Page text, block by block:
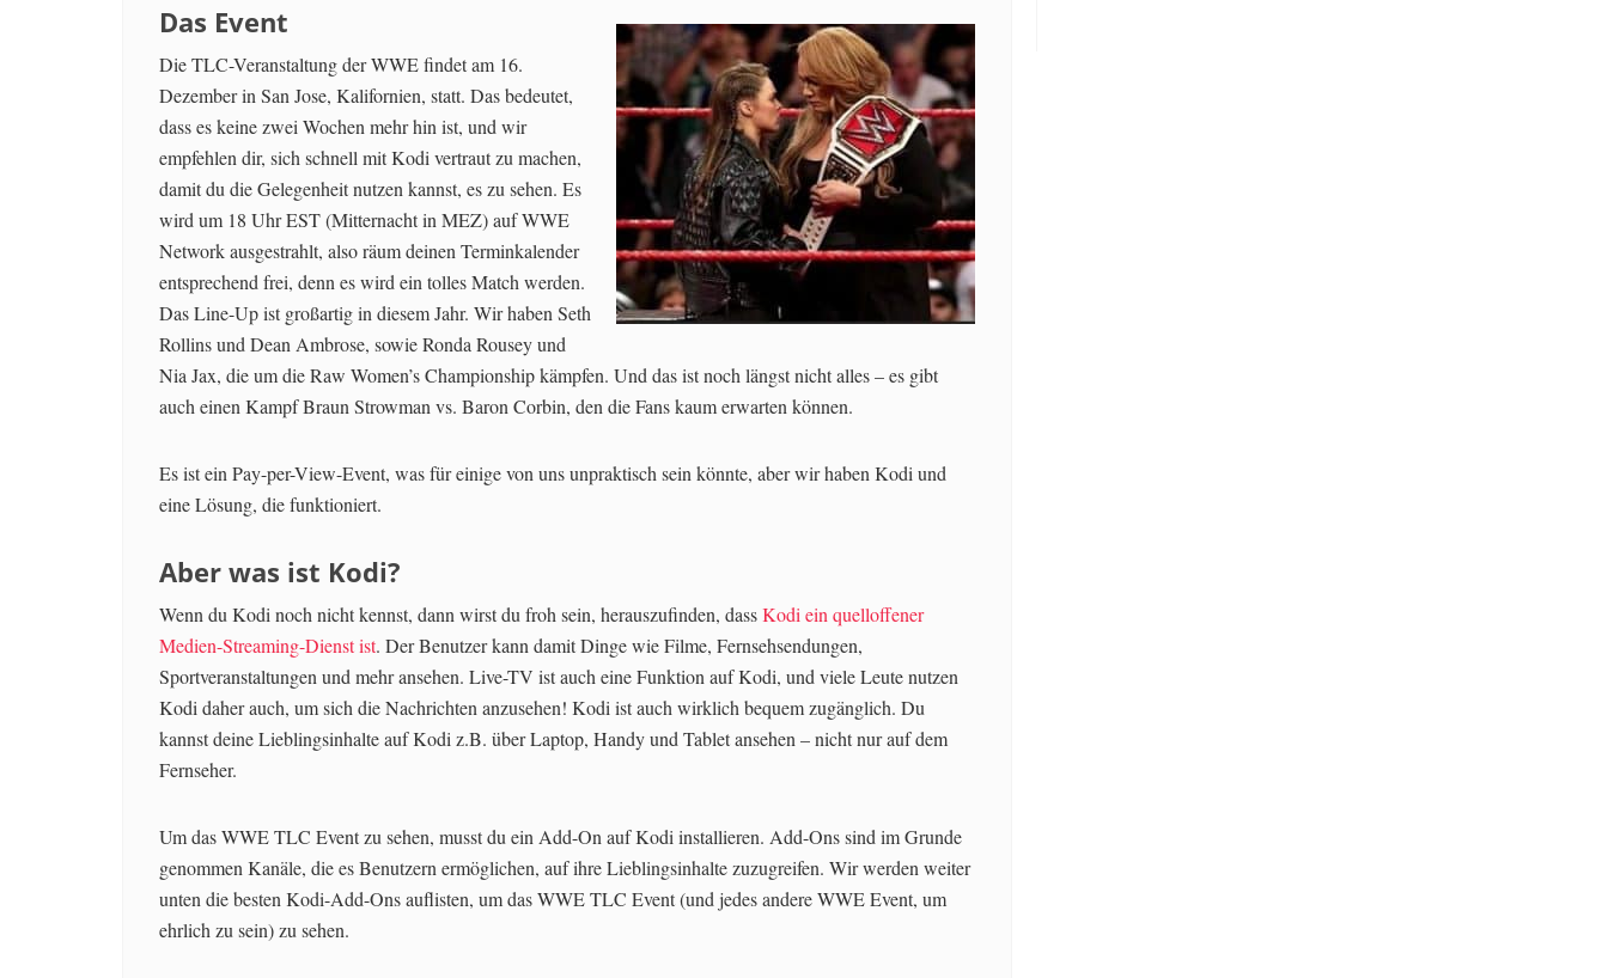
Das Event
Die TLC-Veranstaltung der WWE findet am 16.
Dezember in San Jose, Kalifornien, statt. Das bedeutet,
dass es keine zwei Wochen mehr hin ist, und wir
empfehlen dir, sich schnell mit Kodi vertraut zu machen,
damit du die Gelegenheit nutzen kannst, es zu sehen. Es
wird um 18 Uhr EST (Mitternacht in MEZ) auf WWE
Network ausgestrahlt, also räum deinen Terminkalender
entsprechend frei, denn es wird ein tolles Match werden.
Das Line-Up ist großartig in diesem Jahr. Wir haben Seth
Rollins und Dean Ambrose, sowie Ronda Rousey und
Nia Jax, die um die Raw Women’s Championship kämpfen. Und das ist noch längst nicht alles – es gibt
auch einen Kampf Braun Strowman vs. Baron Corbin, den die Fans kaum erwarten können.
Es ist ein Pay-per-View-Event, was für einige von uns unpraktisch sein könnte, aber wir haben Kodi und
eine Lösung, die funktioniert.
Aber was ist Kodi?
Wenn du Kodi noch nicht kennst, dann wirst du froh sein, herauszufinden, dassKodi ein quelloffener
Medien-Streaming-Dienst ist. Der Benutzer kann damit Dinge wie Filme, Fernsehsendungen,
Sportveranstaltungen und mehr ansehen. Live-TV ist auch eine Funktion auf Kodi, und viele Leute nutzen
Kodi daher auch, um sich die Nachrichten anzusehen! Kodi ist auch wirklich bequem zugänglich. Du
kannst deine Lieblingsinhalte auf Kodi z.B. über Laptop, Handy und Tablet ansehen – nicht nur auf dem
Fernseher.
Um das WWE TLC Event zu sehen, musst du ein Add-On auf Kodi installieren. Add-Ons sind im Grunde
genommen Kanäle, die es Benutzern ermöglichen, auf ihre Lieblingsinhalte zuzugreifen. Wir werden weiter
unten die besten Kodi-Add-Ons auflisten, um das WWE TLC Event (und jedes andere WWE Event, um
ehrlich zu sein) zu sehen.